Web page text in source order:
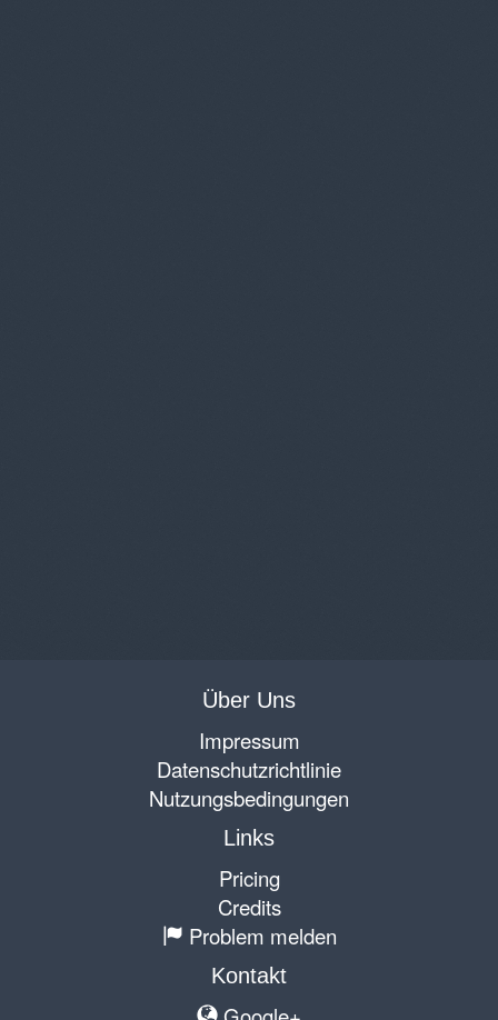
Über Uns
Impressum
Datenschutzrichtlinie
Nutzungsbedingungen
Links
Pricing
Credits
Problem melden
Kontakt